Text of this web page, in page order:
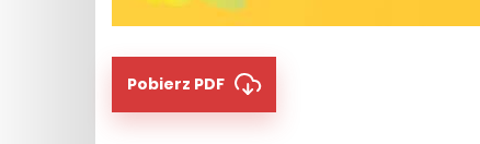
Pobierz PDF